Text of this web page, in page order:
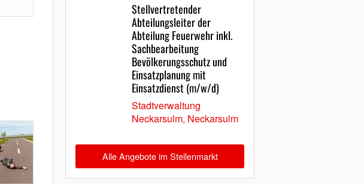
Stellvertretender
Abteilungsleiter der
Abteilung Feuerwehr inkl.
Sachbearbeitung
Bevölkerungsschutz und
Einsatzplanung mit
Einsatzdienst (m/w/d)
Stadtverwaltung
Neckarsulm, Neckarsulm
Alle Angebote im Stellenmarkt